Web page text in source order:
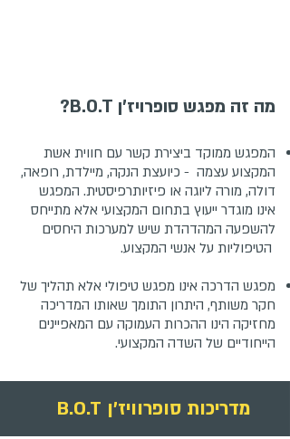
מה זה מפגש סופרויז'ן B.O.T?
המפגש ממוקד ביצירת קשר עם חווית אשת
המקצוע עצמה - כיועצת הנקה, מיילדת, רופאה,
דולה, מורה ליוגה או פיזיותרפיסטית. המפגש
אינו מוגדר ייעוץ בתחום המקצועי אלא מתייחס
להשפעה המהדהדת שיש למערכות היחסים
הטיפוליות על אנשי המקצוע.
מפגש הדרכה אינו מפגש טיפולי אלא תהליך של
חקר משותף, היתרון התומך שאותו המדריכה
מחזיקה הינו ההכרות העמוקה עם המאפיינים
הייחודיים של השדה המקצועי.
מדריכות סופרוויז'ן B.O.T